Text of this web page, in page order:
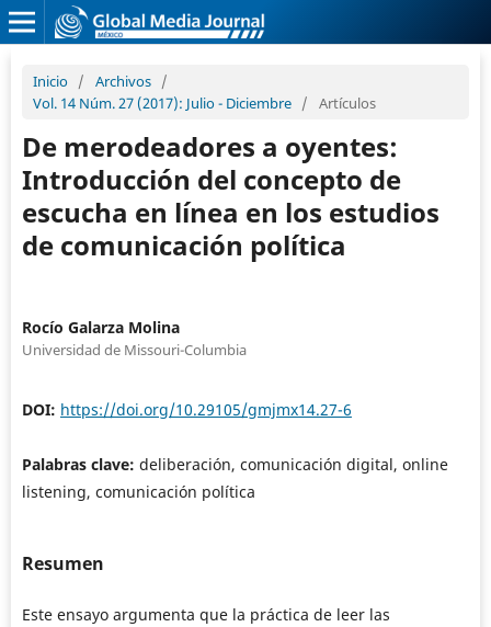
Inicio / Archivos /
Vol. 14 Núm. 27 (2017): Julio - Diciembre / Artículos
De merodeadores a oyentes:
Introducción del concepto de
escucha en línea en los estudios
de comunicación política
Rocío Galarza Molina
Universidad de Missouri-Columbia
DOI: https://doi.org/10.29105/gmjmx14.27-6
Palabras clave: deliberación, comunicación digital, online
listening, comunicación política
Resumen
Este ensayo argumenta que la práctica de leer las